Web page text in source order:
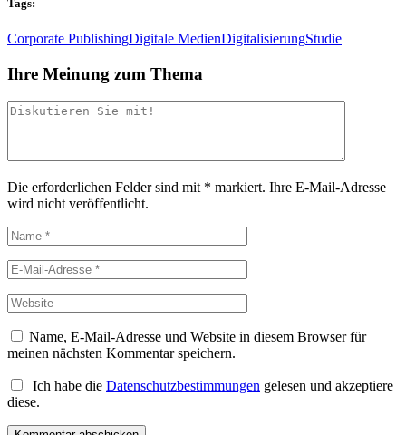
Tags:
Corporate PublishingDigitale MedienDigitalisierungStudie
Ihre Meinung zum Thema
Die erforderlichen Felder sind mit * markiert. Ihre E-Mail-Adresse
wird nicht veröffentlicht.
Name, E-Mail-Adresse und Website in diesem Browser für
meinen nächsten Kommentar speichern.
Ich habe die Datenschutzbestimmungen gelesen und akzeptiere
diese.